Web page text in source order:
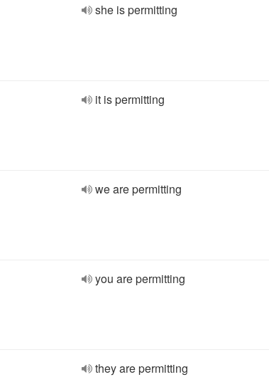
she is permitting
it is permitting
we are permitting
you are permitting
they are permitting